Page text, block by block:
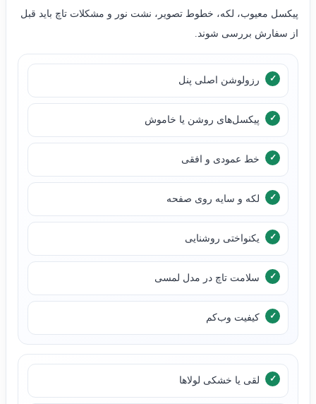
پیکسل معیوب، لکه، خطوط تصویر، نشت نور و مشکلات تاچ باید قبل
از سفارش بررسی شوند.
رزولوشن اصلی پنل
پیکسل‌های روشن یا خاموش
خط عمودی و افقی
لکه و سایه روی صفحه
یکنواختی روشنایی
سلامت تاچ در مدل لمسی
کیفیت وب‌کم
لقی یا خشکی لولاها